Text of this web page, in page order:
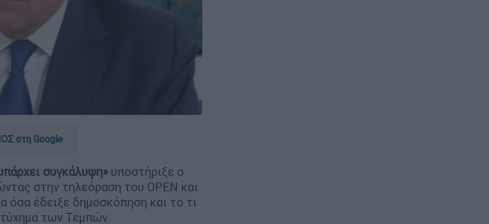
στη Google
συγκάλυψη» υποστήριξε ο
στην τηλεόραση του OPEN και
όσα έδειξε δημοσκόπηση και το τι
των Τεμπών.